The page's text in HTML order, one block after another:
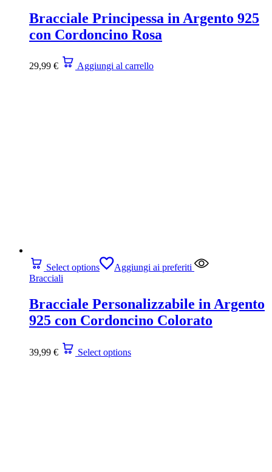
Bracciale Principessa in Argento 925
con Cordoncino Rosa
29,99 € Aggiungi al carrello
Select options
Aggiungi ai preferiti
Bracciali
Bracciale Personalizzabile in Argento
925 con Cordoncino Colorato
39,99 € Select options